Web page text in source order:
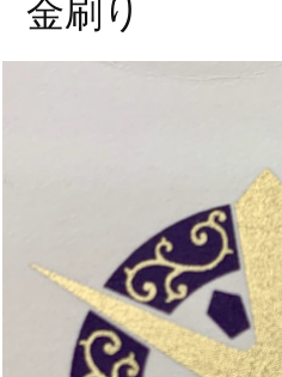
金刷り